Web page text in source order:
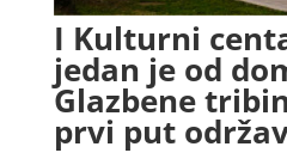
I Kulturni
jedan je od
Glazbene
prvi put